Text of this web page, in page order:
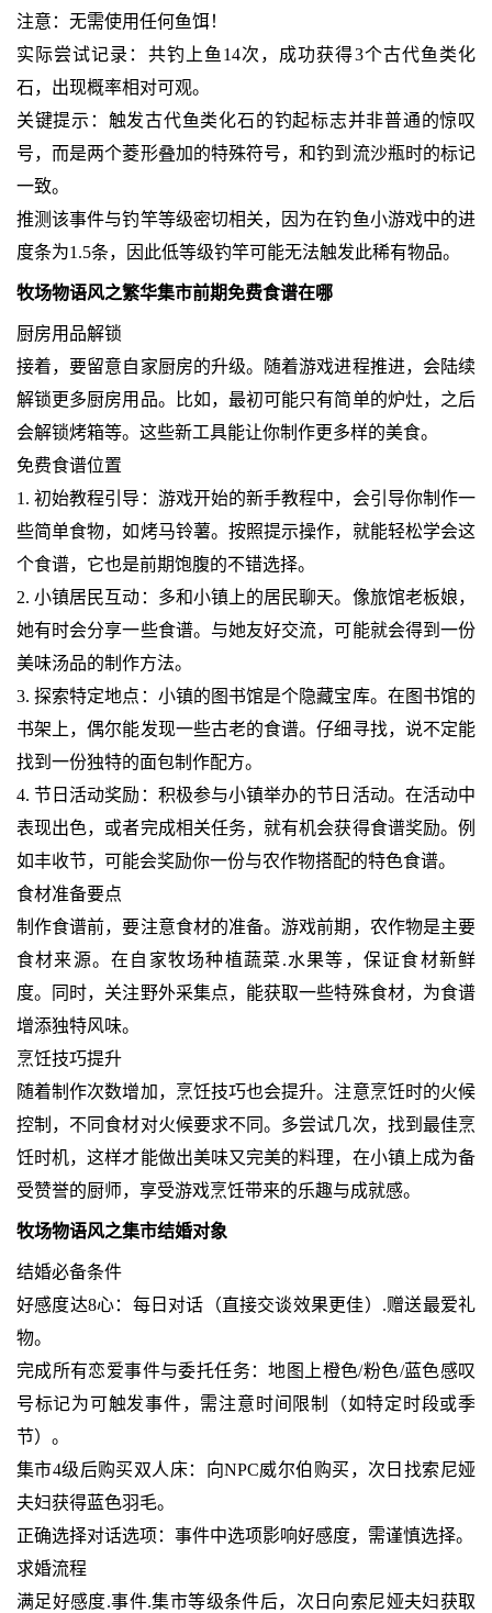
注意：无需使用任何鱼饵！
实际尝试记录：共钓上鱼14次，成功获得3个古代鱼类化
石，出现概率相对可观。
关键提示：触发古代鱼类化石的钓起标志并非普通的惊叹
号，而是两个菱形叠加的特殊符号，和钓到流沙瓶时的标记
一致。
推测该事件与钓竿等级密切相关，因为在钓鱼小游戏中的进
度条为1.5条，因此低等级钓竿可能无法触发此稀有物品。
牧场物语风之繁华集市前期免费食谱在哪
厨房用品解锁
接着，要留意自家厨房的升级。随着游戏进程推进，会陆续
解锁更多厨房用品。比如，最初可能只有简单的炉灶，之后
会解锁烤箱等。这些新工具能让你制作更多样的美食。
免费食谱位置
1. 初始教程引导：游戏开始的新手教程中，会引导你制作一
些简单食物，如烤马铃薯。按照提示操作，就能轻松学会这
个食谱，它也是前期饱腹的不错选择。
2. 小镇居民互动：多和小镇上的居民聊天。像旅馆老板娘，
她有时会分享一些食谱。与她友好交流，可能就会得到一份
美味汤品的制作方法。
3. 探索特定地点：小镇的图书馆是个隐藏宝库。在图书馆的
书架上，偶尔能发现一些古老的食谱。仔细寻找，说不定能
找到一份独特的面包制作配方。
4. 节日活动奖励：积极参与小镇举办的节日活动。在活动中
表现出色，或者完成相关任务，就有机会获得食谱奖励。例
如丰收节，可能会奖励你一份与农作物搭配的特色食谱。
食材准备要点
制作食谱前，要注意食材的准备。游戏前期，农作物是主要
食材来源。在自家牧场种植蔬菜.水果等，保证食材新鲜
度。同时，关注野外采集点，能获取一些特殊食材，为食谱
增添独特风味。
烹饪技巧提升
随着制作次数增加，烹饪技巧也会提升。注意烹饪时的火候
控制，不同食材对火候要求不同。多尝试几次，找到最佳烹
饪时机，这样才能做出美味又完美的料理，在小镇上成为备
受赞誉的厨师，享受游戏烹饪带来的乐趣与成就感。
牧场物语风之集市结婚对象
结婚必备条件
好感度达8心：每日对话（直接交谈效果更佳）.赠送最爱礼
物。
完成所有恋爱事件与委托任务：地图上橙色/粉色/蓝色感叹
号标记为可触发事件，需注意时间限制（如特定时段或季
节）。
集市4级后购买双人床：向NPC威尔伯购买，次日找索尼娅
夫妇获得蓝色羽毛。
正确选择对话选项：事件中选项影响好感度，需谨慎选择。
求婚流程
满足好感度.事件.集市等级条件后，次日向索尼娅夫妇获取